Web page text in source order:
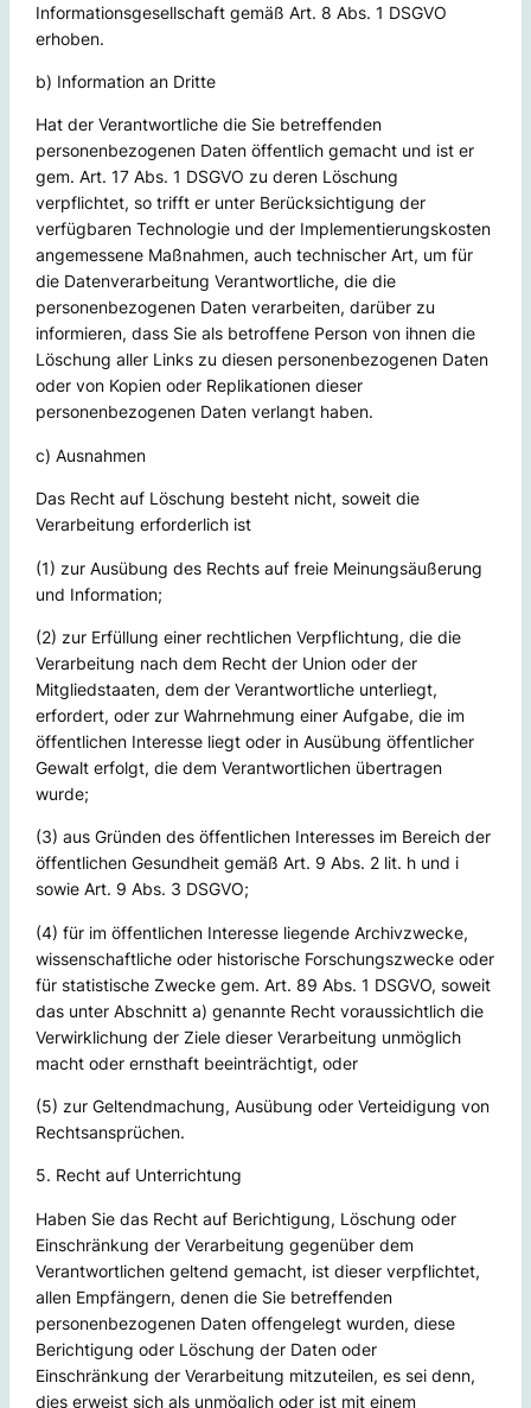
Informationsgesellschaft gemäß Art. 8 Abs. 1 DSGVO
erhoben.
b) Information an Dritte
Hat der Verantwortliche die Sie betreffenden
personenbezogenen Daten öffentlich gemacht und ist er
gem. Art. 17 Abs. 1 DSGVO zu deren Löschung
verpflichtet, so trifft er unter Berücksichtigung der
verfügbaren Technologie und der Implementierungskosten
angemessene Maßnahmen, auch technischer Art, um für
die Datenverarbeitung Verantwortliche, die die
personenbezogenen Daten verarbeiten, darüber zu
informieren, dass Sie als betroffene Person von ihnen die
Löschung aller Links zu diesen personenbezogenen Daten
oder von Kopien oder Replikationen dieser
personenbezogenen Daten verlangt haben.
c) Ausnahmen
Das Recht auf Löschung besteht nicht, soweit die
Verarbeitung erforderlich ist
(1) zur Ausübung des Rechts auf freie Meinungsäußerung
und Information;
(2) zur Erfüllung einer rechtlichen Verpflichtung, die die
Verarbeitung nach dem Recht der Union oder der
Mitgliedstaaten, dem der Verantwortliche unterliegt,
erfordert, oder zur Wahrnehmung einer Aufgabe, die im
öffentlichen Interesse liegt oder in Ausübung öffentlicher
Gewalt erfolgt, die dem Verantwortlichen übertragen
wurde;
(3) aus Gründen des öffentlichen Interesses im Bereich der
öffentlichen Gesundheit gemäß Art. 9 Abs. 2 lit. h und i
sowie Art. 9 Abs. 3 DSGVO;
(4) für im öffentlichen Interesse liegende Archivzwecke,
wissenschaftliche oder historische Forschungszwecke oder
für statistische Zwecke gem. Art. 89 Abs. 1 DSGVO, soweit
das unter Abschnitt a) genannte Recht voraussichtlich die
Verwirklichung der Ziele dieser Verarbeitung unmöglich
macht oder ernsthaft beeinträchtigt, oder
(5) zur Geltendmachung, Ausübung oder Verteidigung von
Rechtsansprüchen.
5. Recht auf Unterrichtung
Haben Sie das Recht auf Berichtigung, Löschung oder
Einschränkung der Verarbeitung gegenüber dem
Verantwortlichen geltend gemacht, ist dieser verpflichtet,
allen Empfängern, denen die Sie betreffenden
personenbezogenen Daten offengelegt wurden, diese
Berichtigung oder Löschung der Daten oder
Einschränkung der Verarbeitung mitzuteilen, es sei denn,
dies erweist sich als unmöglich oder ist mit einem